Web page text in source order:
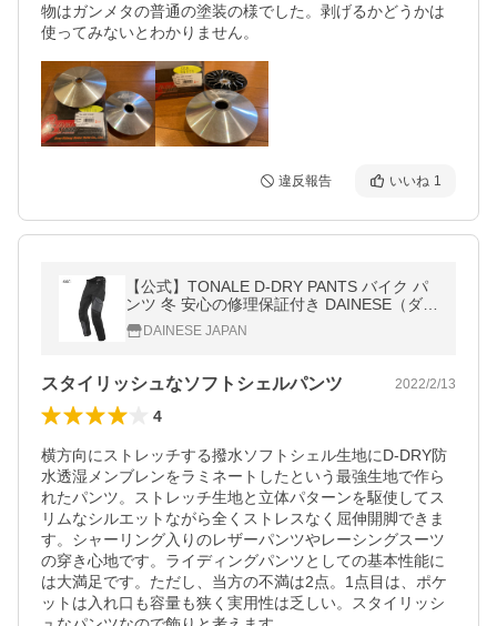
物はガンメタの普通の塗装の様でした。剥げるかどうかは
使ってみないとわかりません。
違反報告 いいね 1
【公式】TONALE D-DRY PANTS バイク パ
ンツ 冬 安心の修理保証付き DAINESE（ダイ
ネーゼ）
DAINESE JAPAN
スタイリッシュなソフトシェルパンツ 2022/2/13
4
横方向にストレッチする撥水ソフトシェル生地にD-DRY防
水透湿メンブレンをラミネートしたという最強生地で作ら
れたパンツ。ストレッチ生地と立体パターンを駆使してス
リムなシルエットながら全くストレスなく屈伸開脚できま
す。シャーリング入りのレザーパンツやレーシングスーツ
の穿き心地です。ライディングパンツとしての基本性能に
は大満足です。ただし、当方の不満は2点。1点目は、ポケ
ットは入れ口も容量も狭く実用性は乏しい。スタイリッシ